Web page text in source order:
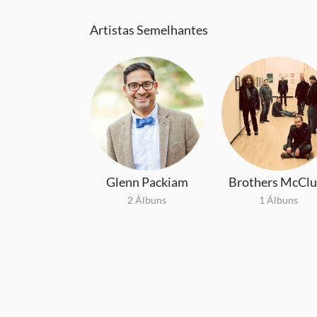
Artistas Semelhantes
Glenn Packiam
2 Álbuns
Brothers
1 Álbuns